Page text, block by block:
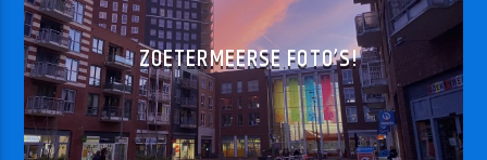
ZOETERMEERSE FOTO’S!